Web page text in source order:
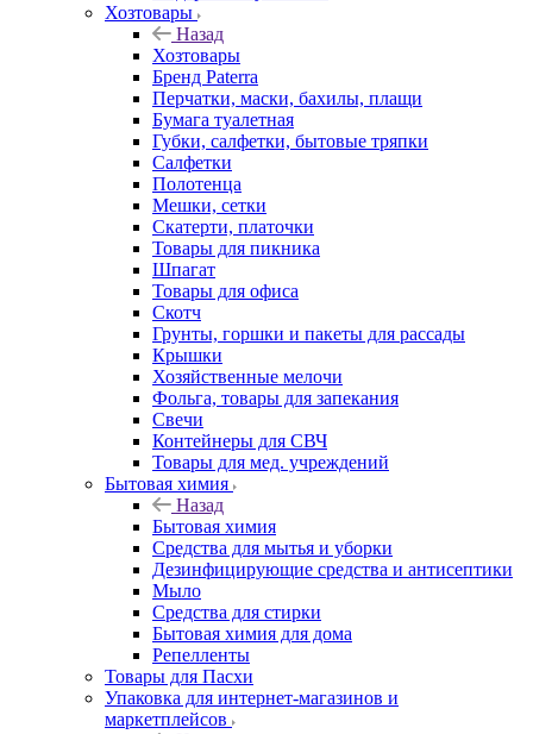
Хозтовары
Назад
Хозтовары
Бренд Paterra
Перчатки, маски, бахилы, плащи
Бумага туалетная
Губки, салфетки, бытовые тряпки
Салфетки
Полотенца
Мешки, сетки
Скатерти, платочки
Товары для пикника
Шпагат
Товары для офиса
Скотч
Грунты, горшки и пакеты для рассады
Крышки
Хозяйственные мелочи
Фольга, товары для запекания
Свечи
Контейнеры для СВЧ
Товары для мед. учреждений
Бытовая химия
Назад
Бытовая химия
Средства для мытья и уборки
Дезинфицирующие средства и антисептики
Мыло
Средства для стирки
Бытовая химия для дома
Репелленты
Товары для Пасхи
Упаковка для интернет-магазинов и
маркетплейсов